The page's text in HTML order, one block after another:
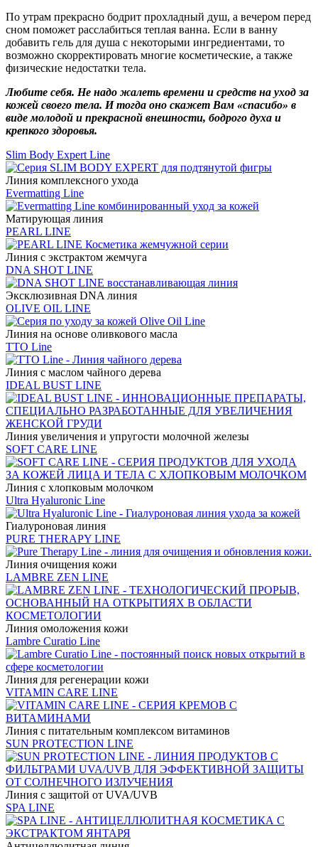
По утрам прекрасно бодрит прохладный душ, а вечером перед
сном поможет расслабиться теплая ванна. Если в ванну
добавить гель для душа с некоторыми ингредиентами, то
возможно скорректировать многие косметические, а также
физические недостатки тела.
Любите себя. Не надо жалеть времени и средств на уход за
кожей своего тела. И тогда оно скажет Вам «спасибо» в
виде молодой и прекрасной внешности, бодрого духа и
крепкого здоровья.
Slim Body Expert Line
Линия комплексного ухода
Evermatting Line
Матирующая линия
PEARL LINE
Линия с экстрактом жемчуга
DNA SHOT LINE
Эксклюзивная DNA линия
OLIVE OIL LINE
Линия на основе оливкового масла
TTO Line
Линия с маслом чайного дерева
IDEAL BUST LINE
Линия увеличения и упругости молочной железы
SOFT CARE LINE
Линия с хлопковым молочком
Ultra Hyaluronic Line
Гиалуроновая линия
PURE THERAPY LINE
Линия очищения кожи
LAMBRE ZEN LINE
Линия омоложения кожи
Lambre Curatio Line
Линия для регенерации кожи
VITAMIN CARE LINE
Линия с питательным комплексом витаминов
SUN PROTECTION LINE
Линия с защитой от UVA/UVB
SPA LINE